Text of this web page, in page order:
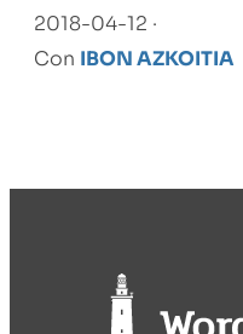
2018-04-12 ·
Con IBON AZKOITIA